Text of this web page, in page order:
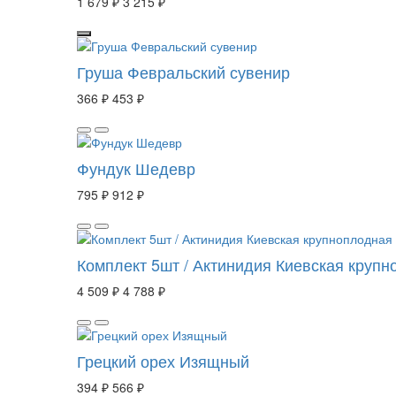
Груша Февральский сувенир
366 ₽ 453 ₽
Фундук Шедевр
795 ₽ 912 ₽
Комплект 5шт / Актинидия Киевская
4 509 ₽ 4 788 ₽
Грецкий орех Изящный
394 ₽ 566 ₽